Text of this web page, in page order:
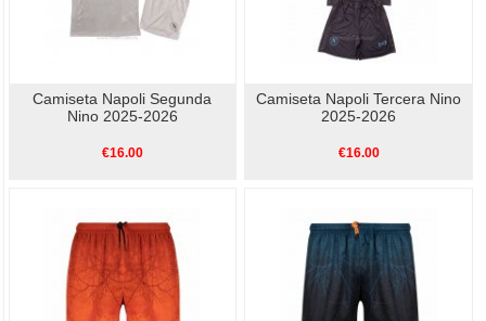
Camiseta Napoli Segunda
Nino 2025-2026
€16.00
Camiseta Napoli Tercera Nino
2025-2026
€16.00